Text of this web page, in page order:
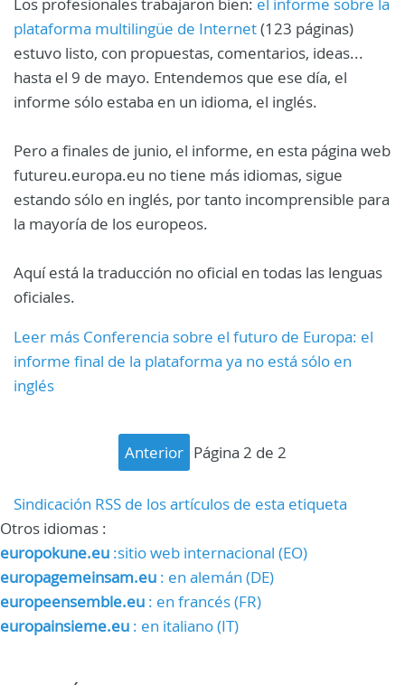
plataforma multilingüe de Internet(123 páginas)
estuvo listo, con propuestas, comentarios, ideas...
hasta el 9 de mayo. Entendemos que ese día, el
informe sólo estaba en un idioma, el inglés.
Pero a finales de junio, el informe, en esta página web
futureu.europa.eu no tiene más idiomas, sigue
estando sólo en inglés, por tanto incomprensible para
la mayoría de los europeos.
Aquí está la traducción no oficial en todas las lenguas
oficiales.
Leer más Conferencia sobre el futuro de Europa: el
informe final de la plataforma ya no está sólo en
inglés
anterior página 2 de 2
Sindicación RSS de los artículos de esta etiqueta
Otros idiomas :
europokune.eu :sitio web internacional (EO)
europagemeinsam.eu : en alemán (DE)
europeensemble.eu : en francés (FR)
europainsieme.eu : en italiano (IT)